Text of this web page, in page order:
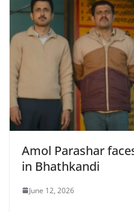
Amol Parashar
in Bhathkandi
June 12, 2026